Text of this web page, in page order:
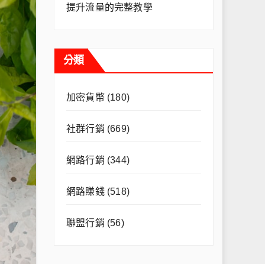
提升流量的完整教學
分類
加密貨幣(180)
社群行銷 (669)
網路行銷 (344)
網路賺錢(518)
聯盟行銷 (56)